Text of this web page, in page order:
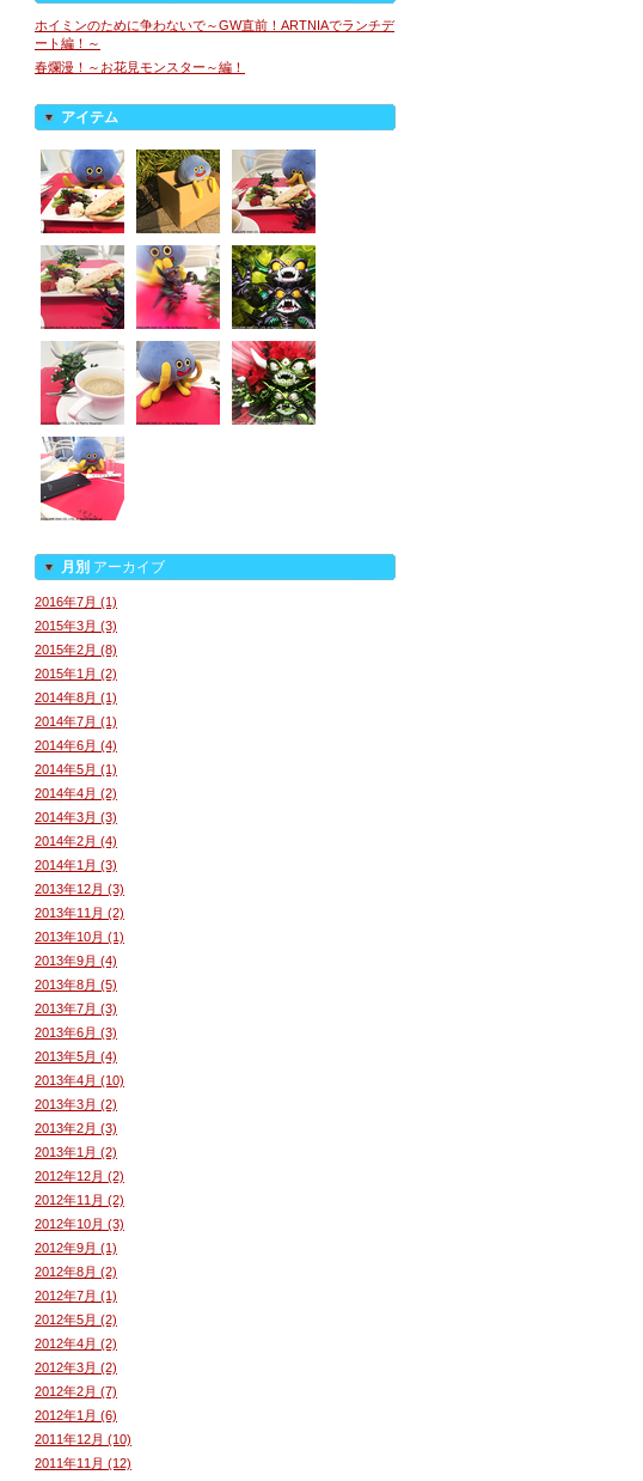
ホイミンのために争わないで～GW直前！ARTNIAでランチデ
ート編！～
春爛漫！～お花見モンスター～編！
アイテム
月別 アーカイブ
2016年7月 (1)
2015年3月 (3)
2015年2月 (8)
2015年1月 (2)
2014年8月 (1)
2014年7月 (1)
2014年6月 (4)
2014年5月 (1)
2014年4月 (2)
2014年3月 (3)
2014年2月 (4)
2014年1月 (3)
2013年12月 (3)
2013年11月 (2)
2013年10月 (1)
2013年9月 (4)
2013年8月 (5)
2013年7月 (3)
2013年6月 (3)
2013年5月 (4)
2013年4月 (10)
2013年3月 (2)
2013年2月 (3)
2013年1月 (2)
2012年12月 (2)
2012年11月 (2)
2012年10月 (3)
2012年9月 (1)
2012年8月 (2)
2012年7月 (1)
2012年5月 (2)
2012年4月 (2)
2012年3月 (2)
2012年2月 (7)
2012年1月 (6)
2011年12月 (10)
2011年11月 (12)